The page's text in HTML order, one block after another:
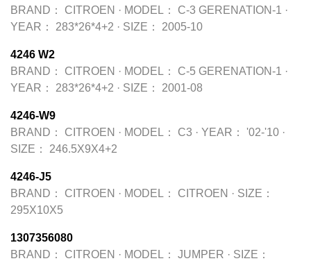
BRAND：
CITROEN · MODEL： C-3 GERENATION-1 ·
YEAR：
283*26*4+2 · SIZE： 2005-10
4246 W2
BRAND：
CITROEN · MODEL： C-5 GERENATION-1 ·
YEAR：
283*26*4+2 · SIZE： 2001-08
4246-W9
BRAND：
CITROEN · MODEL： C3 · YEAR： '02-'10 ·
SIZE：
246.5X9X4+2
4246-J5
BRAND：
CITROEN · MODEL： CITROEN · SIZE：
295X10X5
1307356080
BRAND：
CITROEN · MODEL： JUMPER · SIZE：